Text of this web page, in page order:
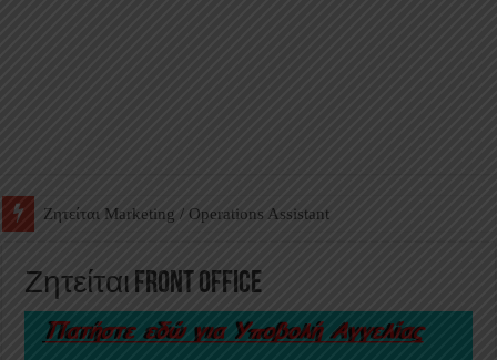
Ζητείται Βοηθός Αποθήκης σε Φαρμακείο
Ζητείται Front Office